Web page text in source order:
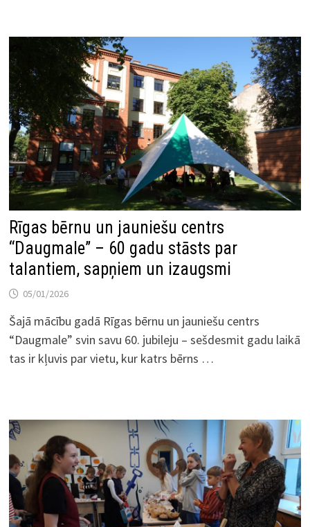
Rīgas bērnu un jauniešu centrs
“Daugmale” – 60 gadu stāsts par
talantiem, sapņiem un izaugsmi
05/01/2026
Šajā mācību gadā Rīgas bērnu un jauniešu centrs
“Daugmale” svin savu 60. jubileju – sešdesmit gadu laikā
tas ir kļuvis par vietu, kur katrs bērns …